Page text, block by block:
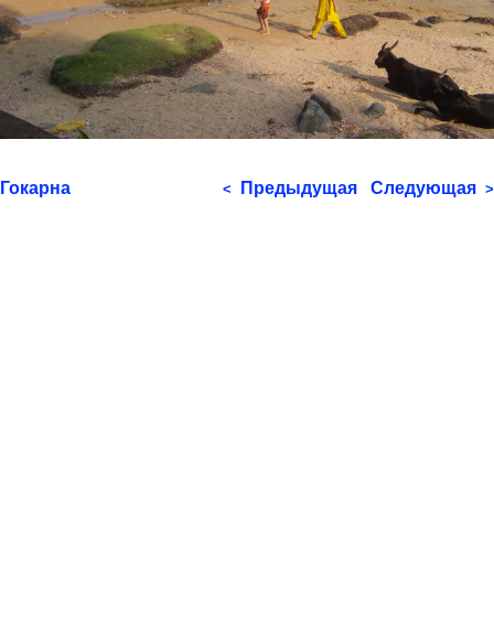
Гокарна < Предыдущая Следующая >